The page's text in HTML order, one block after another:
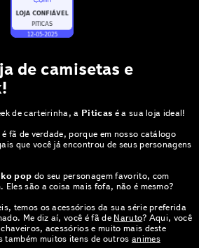
de camisetas e
de carteirinha, a Piticas é a sua loja ideal!
fã de verdade, porque em nosso catálogo
que você já encontrou de seus personagens
pop do seu personagem favorito, com
Eles são a coisa mais fofa, não é mesmo?
temos os acessórios da sua série preferida
Me diz aí, você é fã de Naruto? Aqui, você
acessórios e muito mais deste
também muitos itens de outros animes